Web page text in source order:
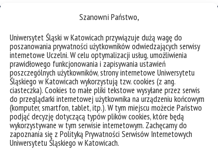
Szanowni Państwo,
Uniwersytet Śląski w Katowicach przywiązuje dużą wagę do
poszanowania prywatności użytkowników odwiedzających serwisy
internetowe Uczelni. W celu optymalizacji usług, umożliwienia
prawidłowego funkcjonowania i zapisywania ustawień
poszczególnych użytkowników, strony internetowe Uniwersytetu
Śląskiego w Katowicach wykorzystują tzw. cookies (z ang.
ciasteczka). Cookies to małe pliki tekstowe wysyłane przez serwis
do przeglądarki internetowej użytkownika na urządzeniu końcowym
(komputer, smartfon, tablet, itp.). W tym miejscu możecie Państwo
podjąć decyzję dotyczącą typów plików cookies, które będą
wykorzystywane w tym serwisie internetowym. Zachęcamy do
zapoznania się z Polityką Prywatności Serwisów Internetowych
Uniwersytetu Śląskiego w Katowicach.
deklaracja dostępności
mapa strony
Uniwersytet Śląski w Katowicach
ul. Bankowa 12, 40-007 Katowice
tel. +48 32 359 22 22
e-mail: info@us.edu.pl
NIP: 634-019-71-34